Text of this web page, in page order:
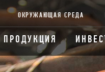
ОКРУЖАЮЩАЯ СРЕДА
ПРОДУКЦИЯ